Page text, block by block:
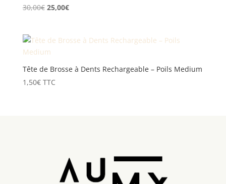
30,00€ Le
était :
30,00€.
25,00€Le
est :
Tête de Brosse à Dents Rechargeable – Poils Medium
1,50€ TTC